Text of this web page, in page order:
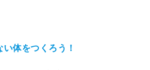
体をつくろう！